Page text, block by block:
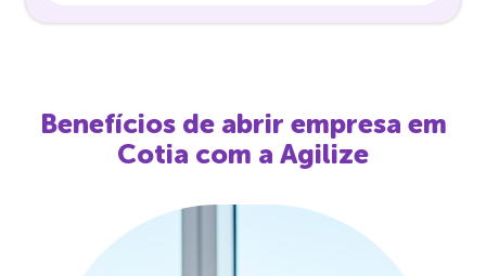
Benefícios de abrir empresa em
Cotia com a Agilize